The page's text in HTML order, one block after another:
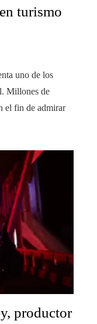
turismo
uno de los
Millones de
el fin de admirar
productor